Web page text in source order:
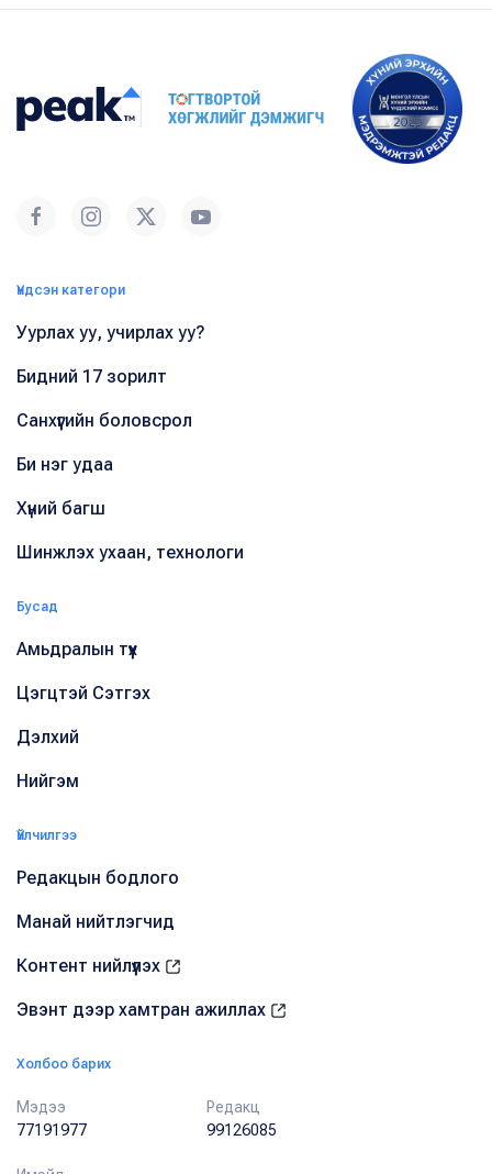
Үндсэн категори
Уурлах уу, учирлах уу?
Бидний 17 зорилт
Санхүүгийн боловсрол
Би нэг удаа
Хүний багш
Шинжлэх ухаан, технологи
Бусад
Амьдралын түүх
Цэгцтэй Сэтгэх
Дэлхий
Нийгэм
Үйлчилгээ
Редакцын бодлого
Манай нийтлэгчид
Контент нийлүүлэх
Эвэнт дээр хамтран ажиллах
Холбоо барих
Мэдээ
77191977
Редакц
99126085